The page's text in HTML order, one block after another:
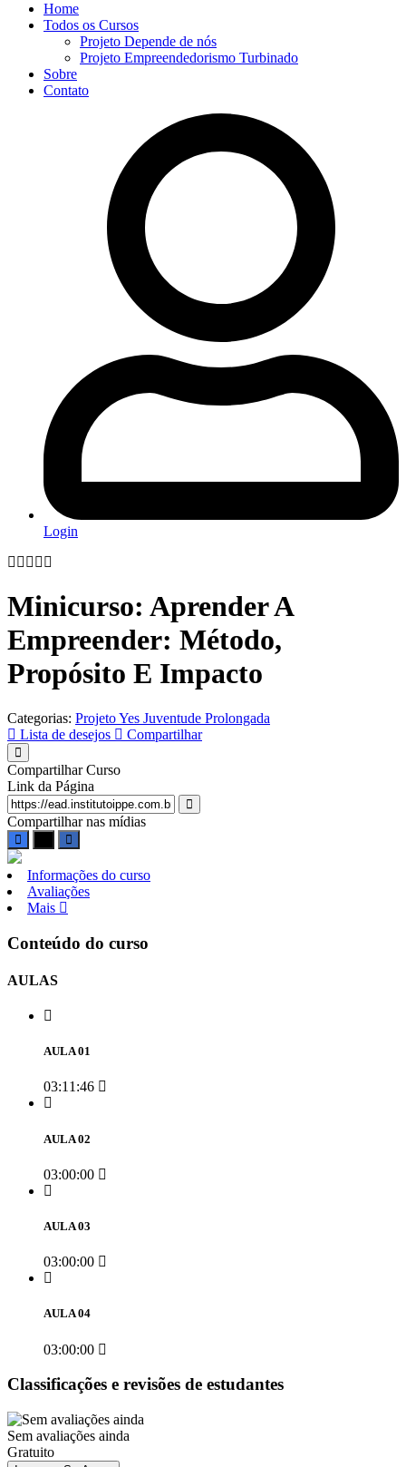
Home
Todos os Cursos
Projeto Depende de nós
Projeto Empreendedorismo Turbinado
Sobre
Contato
Login
Minicurso: Aprender A
Empreender: Método,
Propósito E Impacto
Categorias: Projeto Yes Juventude Prolongada
Lista de desejos
Compartilhar
Compartilhar Curso
Link da Página
Compartilhar nas mídias
Informações do curso
Avaliações
Mais
Conteúdo do curso
AULAS
AULA 01
03:11:46
AULA 02
03:00:00
AULA 03
03:00:00
AULA 04
03:00:00
Classificações e revisões de estudantes
Sem avaliações ainda
Gratuito